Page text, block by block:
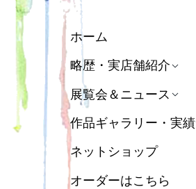
ホーム
略歴・実店舗紹介
展覧会＆ニュース
作品ギャラリー・実績
ネットショップ
オーダーはこちら